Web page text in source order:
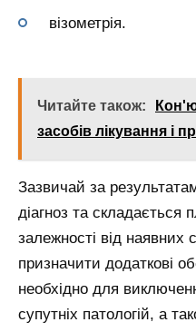
візометрія.
Читайте також:
засобів лікування і
Зазвичай за
діагноз та складається
залежності від наявних
призначити додаткові
необхідно для
супутніх патологій, а